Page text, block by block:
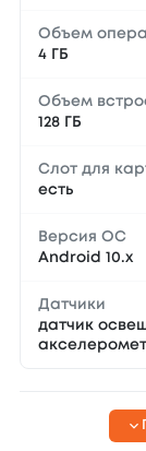
Объем
4 ГБ
Объем
128 ГБ
Слот для
есть
Версия ОС
Android 10.x
Датчики
датчик